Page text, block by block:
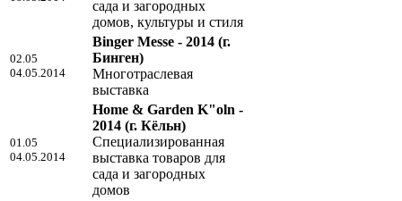
сада и загородных
домов, культуры и стиля
02.05
04.05.2014
Binger Messe - 2014 (г.
Бинген)
Многотраслевая
выставка
01.05
04.05.2014
Home & Garden K"oln -
2014 (г. Кёльн)
Специализированная
выставка товаров для
сада и загородных
домов